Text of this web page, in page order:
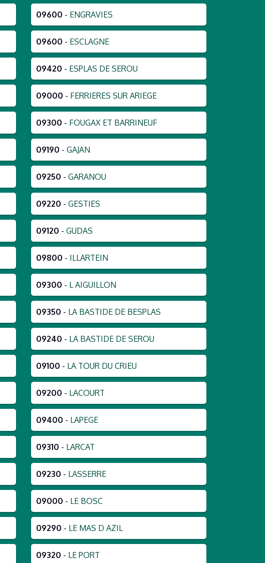
09600 - ENGRAVIES
09600 - ESCLAGNE
09420 - ESPLAS DE SEROU
09000 - FERRIERES SUR ARIEGE
09300 - FOUGAX ET BARRINEUF
09190 - GAJAN
09250 - GARANOU
09220 - GESTIES
09120 - GUDAS
09800 - ILLARTEIN
09300 - L AIGUILLON
09350 - LA BASTIDE DE BESPLAS
09240 - LA BASTIDE DE SEROU
09100 - LA TOUR DU CRIEU
09200 - LACOURT
09400 - LAPEGE
09310 - LARCAT
09230 - LASSERRE
09000 - LE BOSC
09290 - LE MAS D AZIL
09320 - LE PORT